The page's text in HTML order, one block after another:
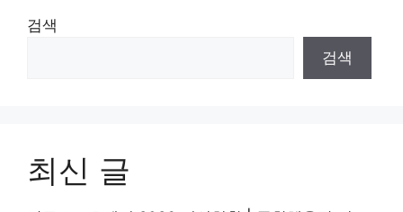
검색
검색
최신 글